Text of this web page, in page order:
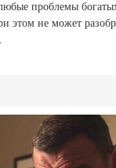
проблемы
этом не может